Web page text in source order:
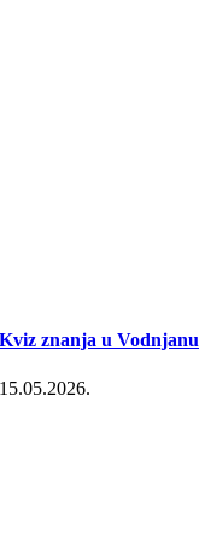
Kviz znanja u Vodnjanu
15.05.2026.